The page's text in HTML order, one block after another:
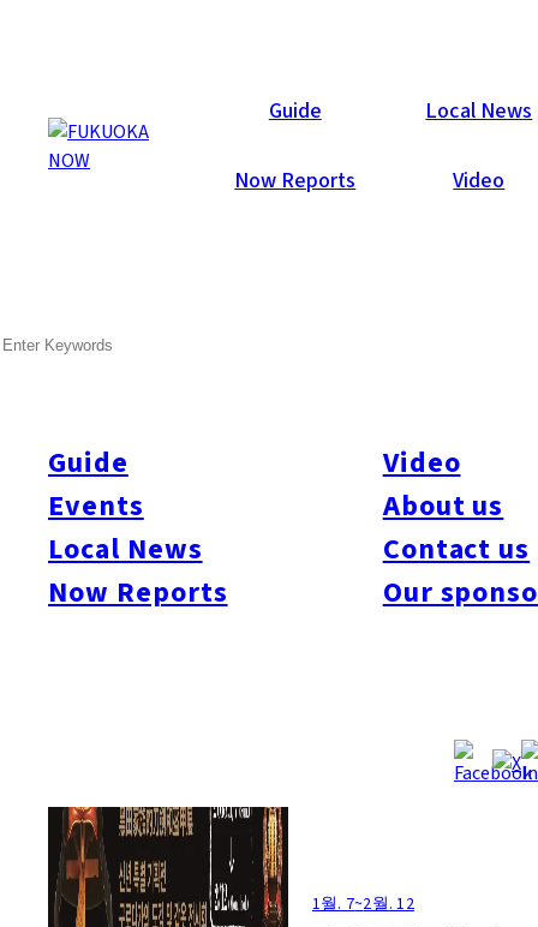
Guide Local News
Now Reports Video
Guide
Events
Local News
Now Reports
Video
About us
Contact us
Our
Events
#Exhibition
#Seminar#Others#Art#Food #Flea Market#Sports
1월. 7~2월. 12